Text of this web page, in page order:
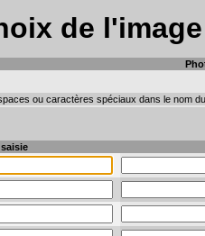
de
ou caractères spéciaux dans le nom